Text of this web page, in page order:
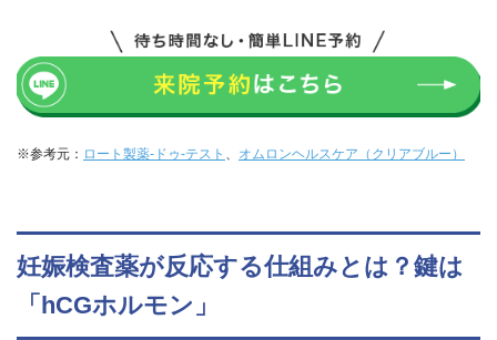
※参考元： ロート製薬-ドゥ-テスト オムロンヘルスケア（クリアブルー）
妊娠検査薬が反応する仕組みとは？鍵は
「hCGホルモン」